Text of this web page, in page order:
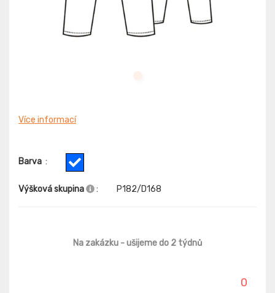
Více informací
Barva :
Výšková skupina : P182/D168
Na zakázku - ušijeme do 2 týdnů
0